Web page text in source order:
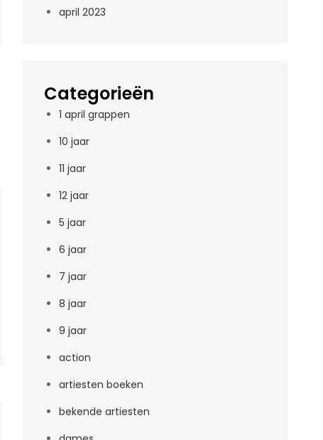
april 2023
Categorieën
1 april grappen
10 jaar
11 jaar
12 jaar
5 jaar
6 jaar
7 jaar
8 jaar
9 jaar
action
artiesten boeken
bekende artiesten